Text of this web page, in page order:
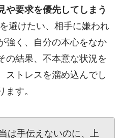
や要求を優先してしまう
避けたい、相手に嫌われ
強く、自分の本心をなか
の結果、不本意な状況を
ストレスを溜め込んでし
ます。
は手伝えないのに、上